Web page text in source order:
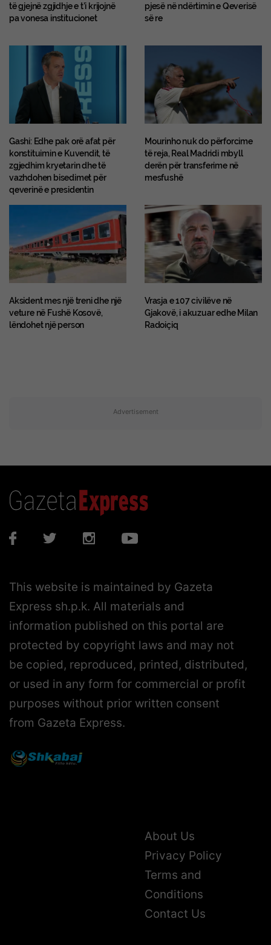
të gjejnë zgjidhje e t’i krijojnë
pa vonesa institucionet
pjesë në ndërtimin e Qeverisë
së re
Gashi: Edhe pak orë afat për
konstituimin e Kuvendit, të
zgjedhim kryetarin dhe të
vazhdohen bisedimet për
qeverinë e presidentin
Mourinho nuk do përforcime
të reja, Real Madridi mbyll
derën për transferime në
mesfushë
Aksident mes një treni dhe një
veture në Fushë Kosovë,
lëndohet një person
Vrasja e 107 civilëve në
Gjakovë, i akuzuar edhe Milan
Radoiçiq
Advertisement
This website is maintained by Gazeta
Express sh.p.k. All materials and
information published on this portal are
protected by copyright laws and may not
be copied, reproduced, printed, distributed,
or used in any form for commercial or profit
purposes without prior written consent
from Gazeta Express.
About Us
Privacy Policy
Terms and
Conditions
Contact Us